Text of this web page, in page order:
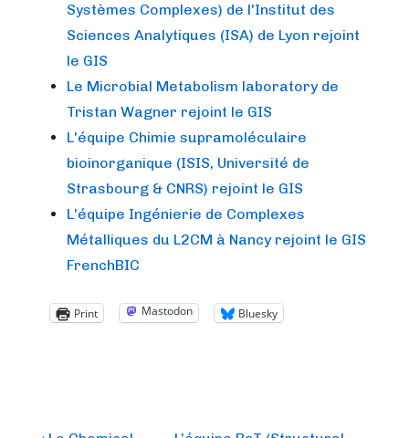
Systèmes Complexes) de l'Institut des
Sciences Analytiques (ISA) de Lyon rejoint
le GIS
Le Microbial Metabolism laboratory de
Tristan Wagner rejoint le GIS
L'équipe Chimie supramoléculaire
bioinorganique (ISIS, Université de
Strasbourg & CNRS) rejoint le GIS
L'équipe Ingénierie de Complexes
Métalliques du L2CM à Nancy rejoint le GIS
FrenchBIC
Print Mastodon Bluesky